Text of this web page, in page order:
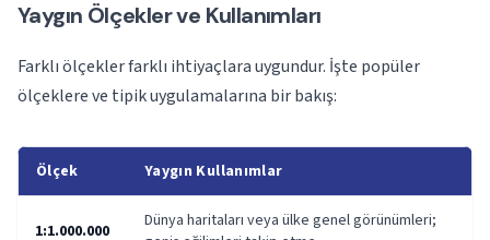
Yaygın Ölçekler ve Kullanımları
Farklı ölçekler farklı ihtiyaçlara uygundur. İşte popüler
ölçeklere ve tipik uygulamalarına bir bakış:
Ölçek Yaygın Kullanımlar
1:1.000.000
Dünya haritaları veya ülke genel görünümleri;